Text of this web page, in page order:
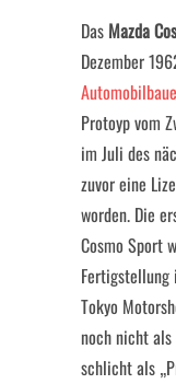
Das Mazda
Dezember
Protoyp vom
im Juli des
zuvor eine
worden. Die
Cosmo Sport
Tokyo
noch nicht als
schlicht als